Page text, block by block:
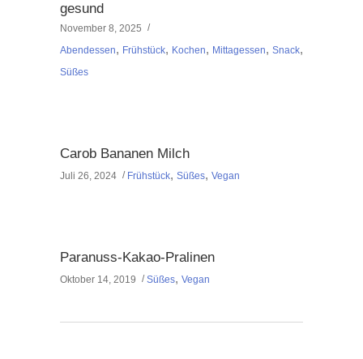
gesund
November 8, 2025
Abendessen, Frühstück, Kochen, Mittagessen, Snack,
Süßes
Carob Bananen Milch
Juli 26, 2024 Frühstück, Süßes, Vegan
Paranuss-Kakao-Pralinen
Oktober 14, 2019 Süßes, Vegan